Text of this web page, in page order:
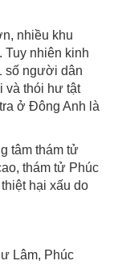
nhiều khu
Tuy nhiên kinh
số người dân
và thói hư tật
ở Đông Anh là
tâm thám tử
thám tử Phúc
hại xấu do
Lâm, Phúc